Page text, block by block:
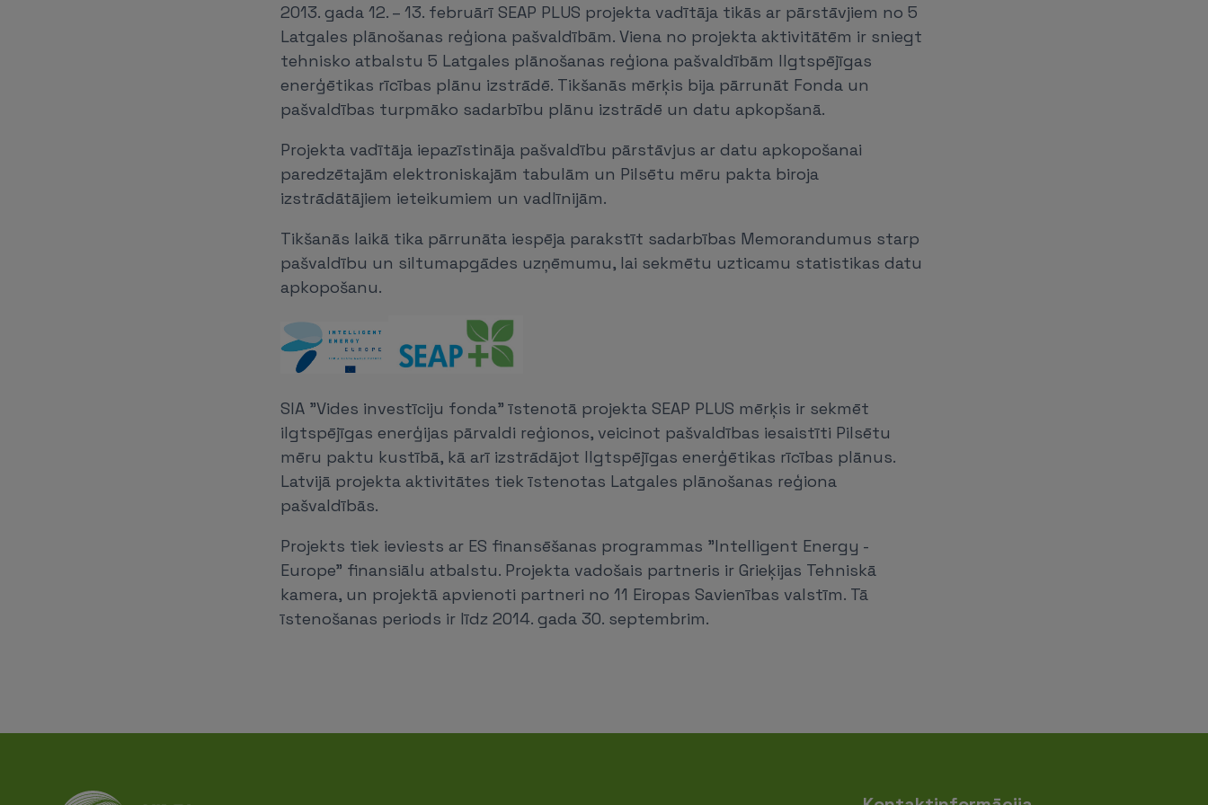
2013. gada 12. – 13. februārī SEAP PLUS projekta vadītāja tikās ar pārstāvjiem no 5
Latgales plānošanas reģiona pašvaldībām. Viena no projekta aktivitātēm ir sniegt
tehnisko atbalstu 5 Latgales plānošanas reģiona pašvaldībām Ilgtspējīgas
enerģētikas rīcības plānu izstrādē. Tikšanās mērķis bija pārrunāt Fonda un
pašvaldības turpmāko sadarbību plānu izstrādē un datu apkopšanā.
Projekta vadītāja iepazīstināja pašvaldību pārstāvjus ar datu apkopošanai
paredzētajām elektroniskajām tabulām un Pilsētu mēru pakta biroja
izstrādātājiem ieteikumiem un vadlīnijām.
Tikšanās laikā tika pārrunāta iespēja parakstīt sadarbības Memorandumus starp
pašvaldību un siltumapgādes uzņēmumu, lai sekmētu uzticamu statistikas datu
apkopošanu.
SIA "Vides investīciju fonda” īstenotā projekta SEAP PLUS mērķis ir sekmēt
ilgtspējīgas enerģijas pārvaldi reģionos, veicinot pašvaldības iesaistīti Pilsētu
mēru paktu kustībā, kā arī izstrādājot Ilgtspējīgas enerģētikas rīcības plānus.
Latvijā projekta aktivitātes tiek īstenotas Latgales plānošanas reģiona
pašvaldībās.
Projekts tiek ieviests ar ES finansēšanas programmas "Intelligent Energy -
Europe" finansiālu atbalstu. Projekta vadošais partneris ir Grieķijas Tehniskā
kamera, un projektā apvienoti partneri no 11 Eiropas Savienības valstīm. Tā
īstenošanas periods ir līdz 2014. gada 30. septembrim.